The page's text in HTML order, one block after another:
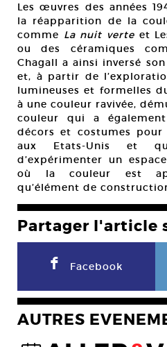
Les œuvres des années
la réapparition de la
comme La nuit verteet
ou des céramiques
Chagall a ainsi inversé
et, à partir de
lumineuses et formelles
à une couleur ravivée,
couleur qui a
décors et costumes
aux Etats-Unis et
d’expérimenter un
où la couleur est
qu’élément de
Partager l'article
F Facebook
AUTRES